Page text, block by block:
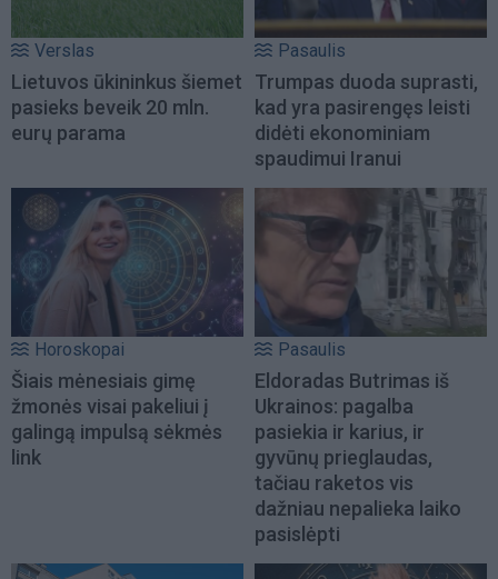
Verslas
Lietuvos ūkininkus šiemet
pasieks beveik 20 mln.
eurų parama
Pasaulis
Trumpas duoda suprasti,
kad yra pasirengęs leisti
didėti ekonominiam
spaudimui Iranui
Horoskopai
Šiais mėnesiais gimę
žmonės visai pakeliui į
galingą impulsą sėkmės
link
Pasaulis
Eldoradas Butrimas iš
Ukrainos: pagalba
pasiekia ir karius, ir
gyvūnų prieglaudas,
tačiau raketos vis
dažniau nepalieka laiko
pasislėpti